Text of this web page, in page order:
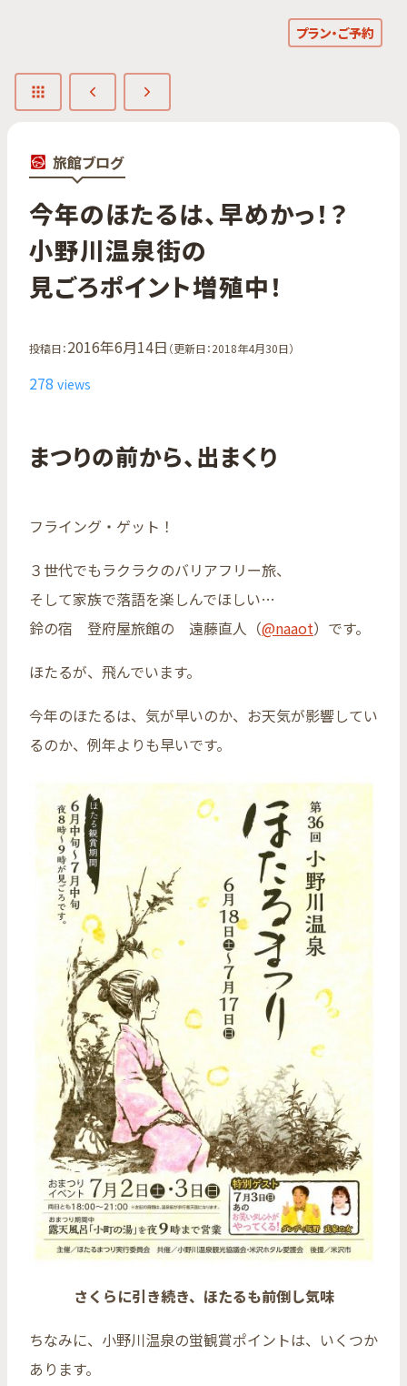
プラン・ご予約
旅館ブログ
今年の​ほたるは、​早めかっ！？​
小野川温泉街の​
見ごろポイント増殖中！
投稿日：2016年6月14日 （更新日：2018年4月30日）
278 views
まつりの前から、出まくり
フライング・ゲット！
３世代でもラクラクのバリアフリー旅、
そして家族で落語を楽しんでほしい…
鈴の宿 登府屋旅館の 遠藤直人（@naaot）です。
ほたるが、飛んでいます。
今年のほたるは、気が早いのか、お天気が影響してい
るのか、例年よりも早いです。
さくらに引き続き、ほたるも前倒し気味
ちなみに、小野川温泉の蛍観賞ポイントは、いくつか
あります。